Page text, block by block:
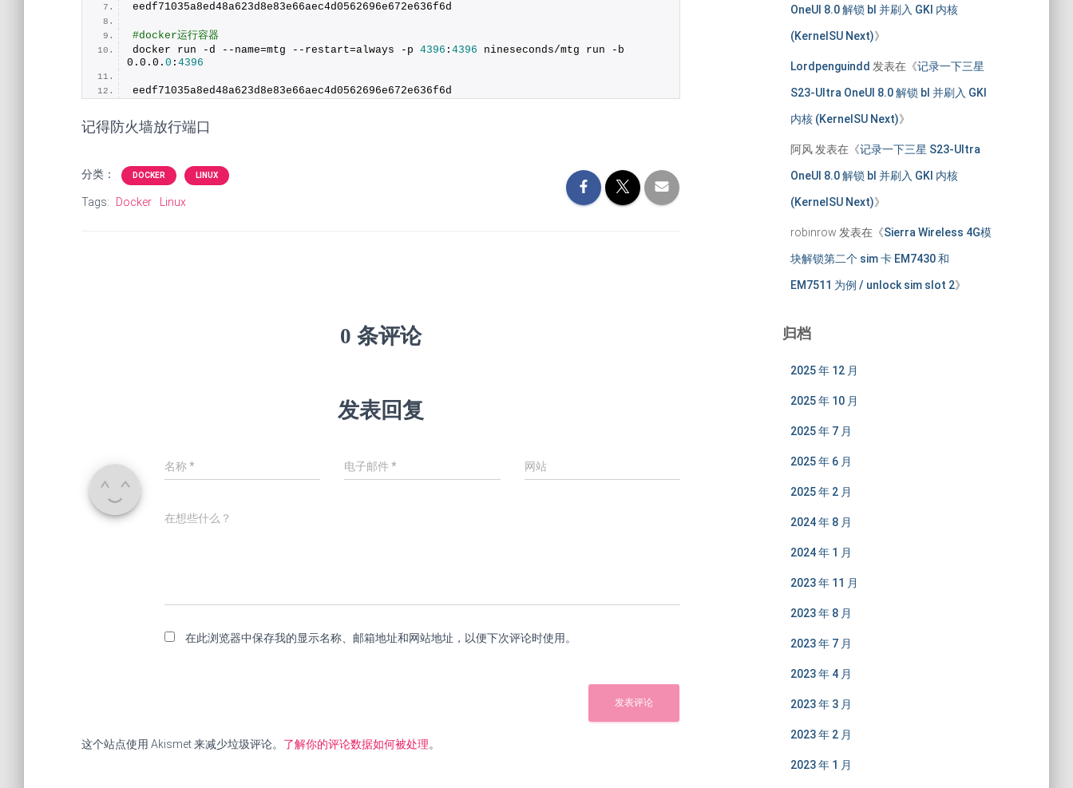
eedf71035a8ed48a623d8e83e66aec4d0562696e672e636f6d
#docker运行容器
docker run -d --name=mtg --restart=always -p 4396 : 4396
0 . 0 . 0 . 0 : 4396
eedf71035a8ed48a623d8e83e66aec4d0562696e672e636f6d
记得防火墙放行端口
分类： DOCKER LINUX
Tags: Docker Linux
0 条评论
发表回复
名称* 电子邮件* 网站
在想些什么？
在此浏览器中保存我的显示名称、邮箱地址和网站地址，以便下次评论时使用。
这个站点使用 Akismet 来减少垃圾评论。 了解你的评论数据如何被处理。
OneUI 8.0 解锁 bl 并刷入 GKI 内核
(KernelSU Next)》
Lordpenguindd 发表在《记录一下三星
S23-Ultra OneUI 8.0 解锁 bl 并刷入 GKI
内核 (KernelSU Next)》
阿风发表在《记录一下三星 S23-Ultra
OneUI 8.0 解锁 bl 并刷入 GKI 内核
(KernelSU Next)》
robinrow 发表在《Sierra Wireless 4G模
块解锁第二个 sim 卡 EM7430 和
EM7511 为例 / unlock sim slot 2》
归档
2025 年 12 月
2025 年 10 月
2025 年 7 月
2025 年 6 月
2025 年 2 月
2024 年 8 月
2024 年 1 月
2023 年 11 月
2023 年 8 月
2023 年 7 月
2023 年 4 月
2023 年 3 月
2023 年 2 月
2023 年 1 月